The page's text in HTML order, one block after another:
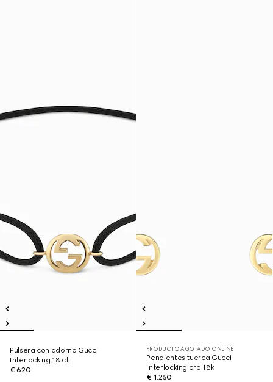
Pulsera con adorno Gucci
Interlocking 18 ct
€ 620
PRODUCTO AGOTADO ONLINE
Pendientes tuerca Gucci
Interlocking oro 18k
€ 1.250